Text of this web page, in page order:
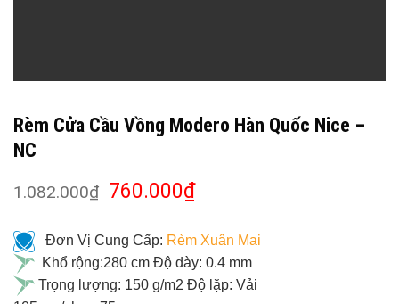
Rèm Cửa Cầu Vồng Modero Hàn Quốc Nice –
NC
1.082.000₫ 760.000₫
Đơn Vị Cung Cấp: Rèm Xuân Mai
Khổ rộng:280 cm Độ dày: 0.4 mm
Trọng lượng: 150 g/m2 Độ lặp: Vải